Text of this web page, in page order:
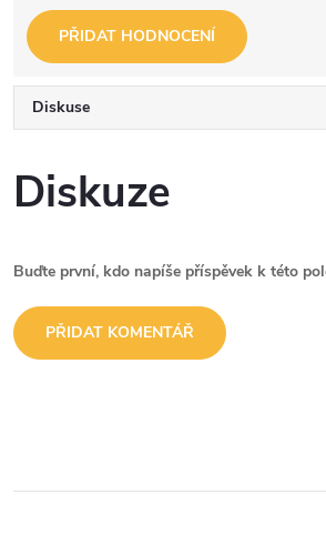
PŘIDAT HODNOCENÍ
Diskuse
Diskuze
Buďte první, kdo napíše příspěvek k této
PŘIDAT KOMENTÁŘ